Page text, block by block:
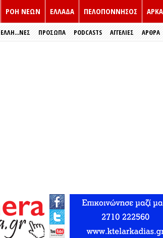
ΡΟΗ ΝΕΩΝ ΕΛΛΑΔΑ ΠΕΛΟΠΟΝΝΗΣΟΣ
ΈΛΛΗ...ΝΕΣ ΠΡΌΣΩΠΑ PODCASTS ΑΓΓΕΛΙΕΣ ΑΡΘΡΑ